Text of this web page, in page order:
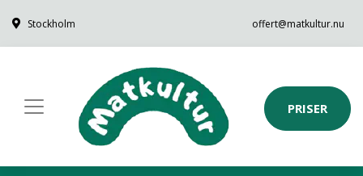
Stockholm offert@matkultur.nu
PRISER